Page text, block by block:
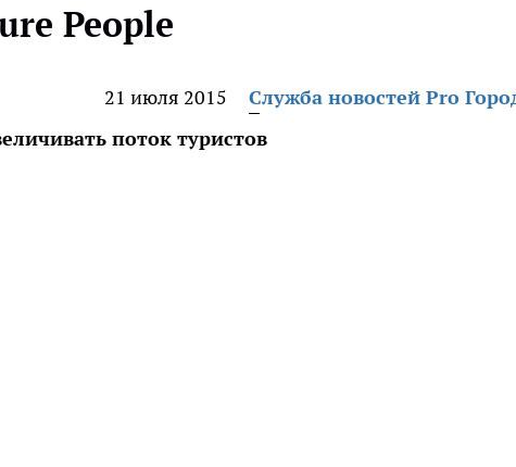
People
21 июля 2015
Служба новостей Pro
поток туристов